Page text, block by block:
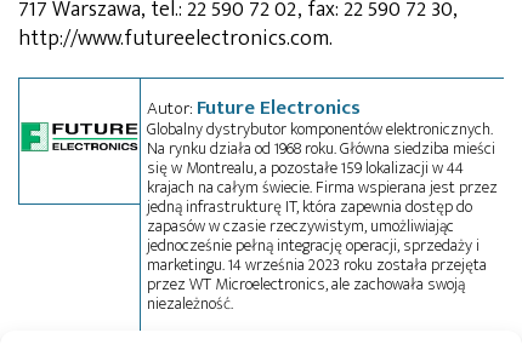
717 Warszawa, tel.: 22 590 72 02, fax: 22 590 72 30,
http://www.futureelectronics.com.
Autor: Future Electronics
Globalny dystrybutor komponentów elektronicznych.
Na rynku działa od 1968 roku. Główna siedziba mieści
się w Montrealu, a pozostałe 159 lokalizacji w 44
krajach na całym świecie. Firma wspierana jest przez
jedną infrastrukturę IT, która zapewnia dostęp do
zapasów w czasie rzeczywistym, umożliwiając
jednocześnie pełną integrację operacji, sprzedaży i
marketingu. 14 września 2023 roku została przejęta
przez WT Microelectronics, ale zachowała swoją
niezależność.